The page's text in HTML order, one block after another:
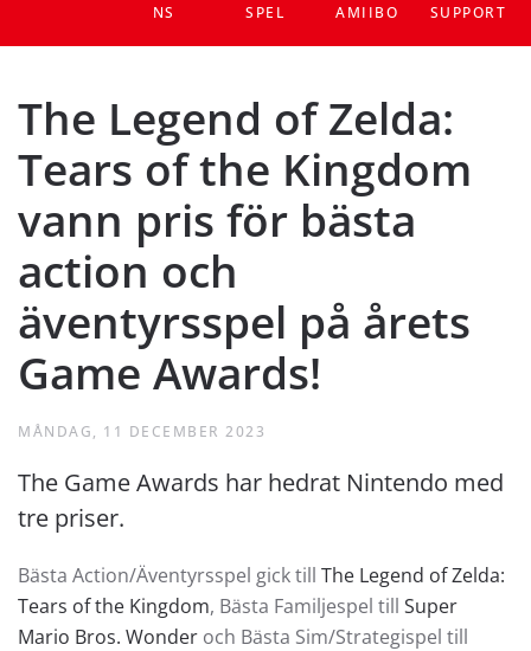
NS
SPEL AMIIBO SUPPORT
The Legend of Zelda:
Tears of the Kingdom
vann pris för bästa
action och
äventyrsspel på årets
Game Awards!
MÅNDAG, 11 DECEMBER 2023
The Game Awards har hedrat Nintendo med
tre priser.
Bästa Action/Äventyrsspel gick till The Legend of Zelda:
Tears of the Kingdom, Bästa Familjespel till Super
Mario Bros. Wonder och Bästa Sim/Strategispel till